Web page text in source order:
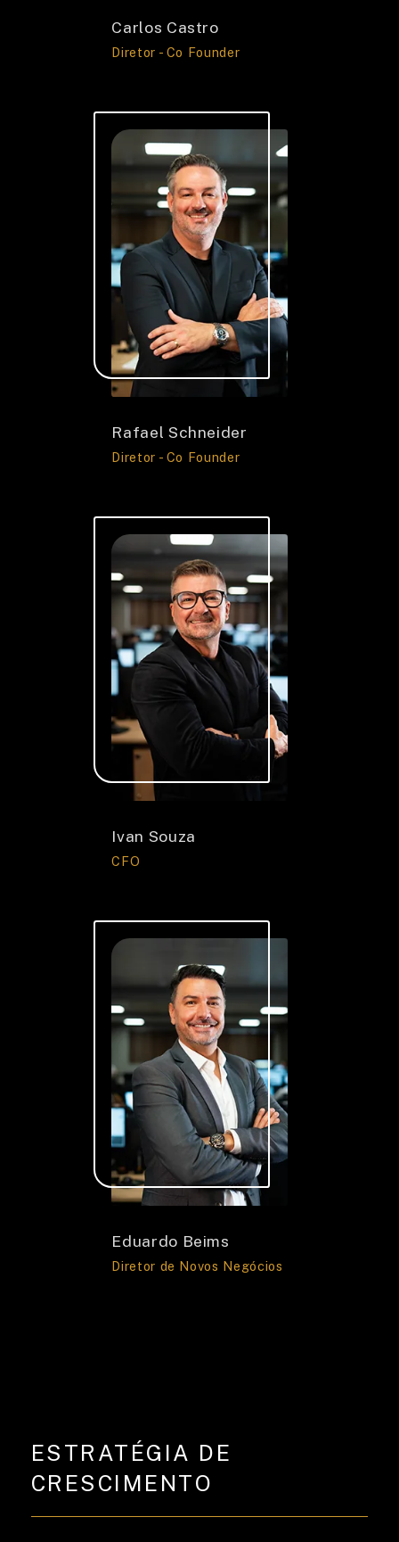
VAGAS
OUVIDORIA
CONTATO
Carlos Castro
Diretor - Co Founder
Rafael Schneider
Diretor - Co Founder
Ivan Souza
CFO
Eduardo Beims
Diretor de Novos Negócios
ESTRATÉGIA DE
CRESCIMENTO